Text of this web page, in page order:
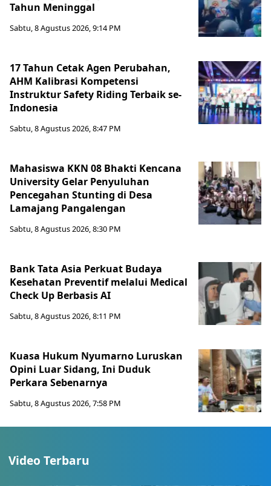
Tahun Meninggal
Sabtu, 8 Agustus 2026, 9:14 PM
17 Tahun Cetak Agen Perubahan,
AHM Kalibrasi Kompetensi
Instruktur Safety Riding Terbaik se-
Indonesia
Sabtu, 8 Agustus 2026, 8:47 PM
Mahasiswa KKN 08 Bhakti Kencana
University Gelar Penyuluhan
Pencegahan Stunting di Desa
Lamajang Pangalengan
Sabtu, 8 Agustus 2026, 8:30 PM
Bank Tata Asia Perkuat Budaya
Kesehatan Preventif melalui Medical
Check Up Berbasis AI
Sabtu, 8 Agustus 2026, 8:11 PM
Kuasa Hukum Nyumarno Luruskan
Opini Luar Sidang, Ini Duduk
Perkara Sebenarnya ​
Sabtu, 8 Agustus 2026, 7:58 PM
Video Terbaru